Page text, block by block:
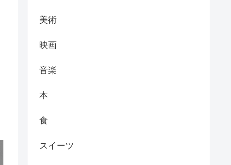
美術
映画
音楽
本
食
スイーツ